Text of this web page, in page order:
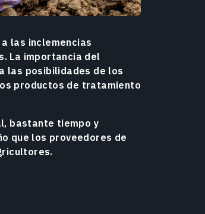
las inclemencias
La importancia del
las posibilidades de los
productos de tratamiento
bastante tiempo y
que los proveedores de